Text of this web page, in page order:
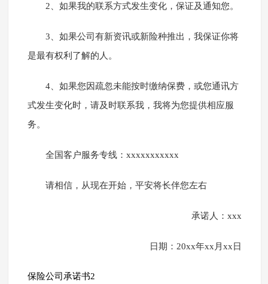
2、如果我的联系方式发生变化，保证及通知您。
3、如果公司有新资讯或新险种推出，我保证你将
是最有权利了解的人。
4、如果您因疏忽未能按时缴纳保费，或您通讯方
式发生变化时，请及时联系我，我将为您提供相应服
务。
全国客户服务专线：xxxxxxxxxxx
请相信，从现在开始，平安将长伴您左右
承诺人：xxx
日期：20xx年xx月xx日
保险公司承诺书2